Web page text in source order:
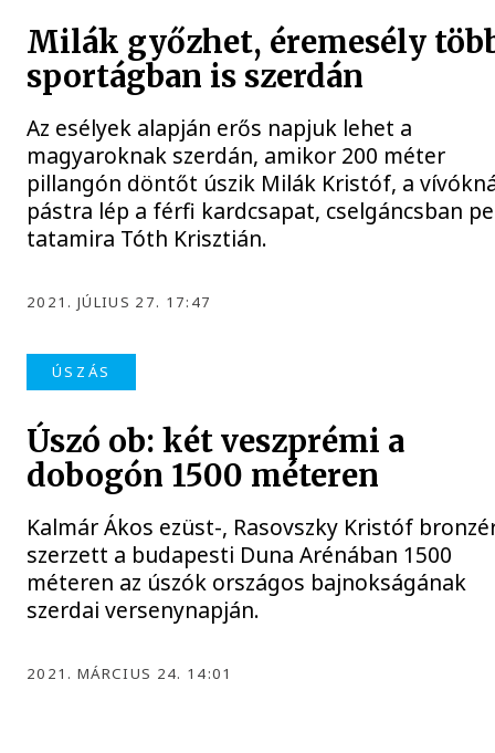
Milák győzhet, éremesély
sportágban is szerdán
Az esélyek alapján erős napjuk lehet a
magyaroknak szerdán, amikor 200 méter
pillangón döntőt úszik Milák Kristóf, a
pástra lép a férfi kardcsapat, cselgáncsban
tatamira Tóth Krisztián.
2021. JÚLIUS 27. 17:47
ÚSZÁS
Úszó ob: két veszprémi a
dobogón 1500 méteren
Kalmár Ákos ezüst-, Rasovszky Kristóf
szerzett a budapesti Duna Arénában 1500
méteren az úszók országos bajnokságának
szerdai versenynapján.
2021. MÁRCIUS 24. 14:01